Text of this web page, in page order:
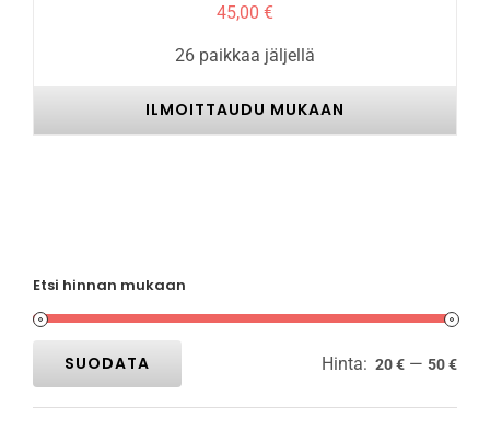
45,00 €
26 paikkaa jäljellä
ILMOITTAUDU MUKAAN
Etsi hinnan mukaan
Minimihinta
Maksimihinta
SUODATA Hinta: 20 € — 50 €